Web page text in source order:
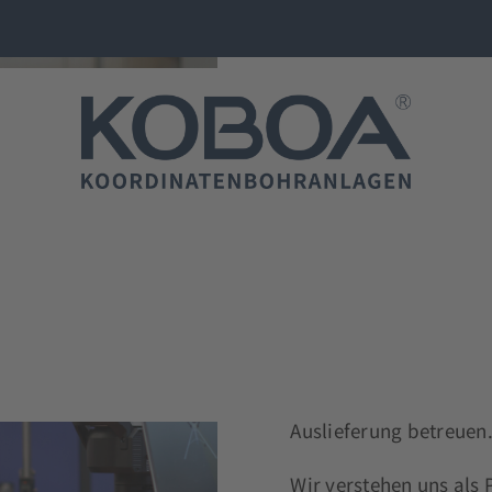
GESCHICHTE
haben wir eine
Auslieferung betreuen.
Wir verstehen uns als